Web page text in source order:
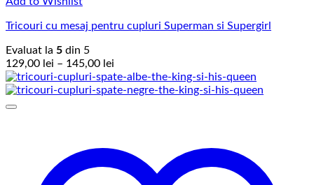
Tricouri cu mesaj pentru cupluri Superman si Supergirl
Evaluat la 5 din 5
129,00 lei – 145,00 lei
de
prețuri: